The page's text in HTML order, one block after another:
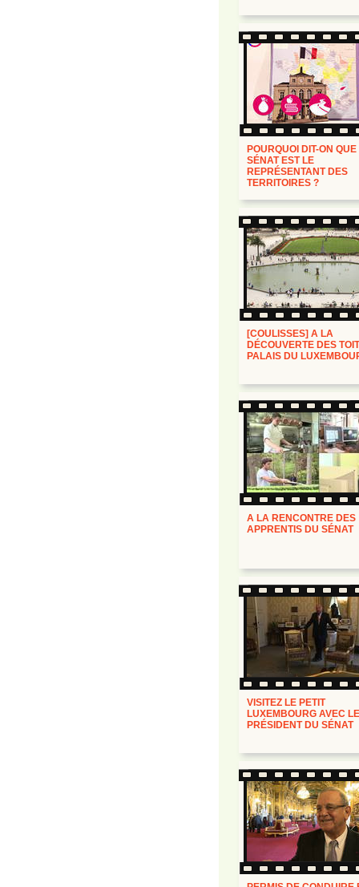
POURQUOI DIT-ON QUE
SÉNAT EST LE
REPRÉSENTANT DES
TERRITOIRES ?
[COULISSES] A LA
DÉCOUVERTE DES
PALAIS DU
A LA RENCONTRE DES
APPRENTIS DU SÉNAT
VISITEZ LE PETIT
LUXEMBOURG AVEC LE
PRÉSIDENT DU SÉNAT